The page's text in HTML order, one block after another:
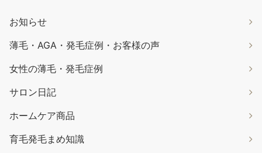
お知らせ
薄毛・AGA・発毛症例・お客様の声
女性の薄毛・発毛症例
サロン日記
ホームケア商品
育毛発毛まめ知識